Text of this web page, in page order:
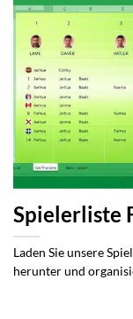
Spielerliste
Laden Sie unsere
herunter und